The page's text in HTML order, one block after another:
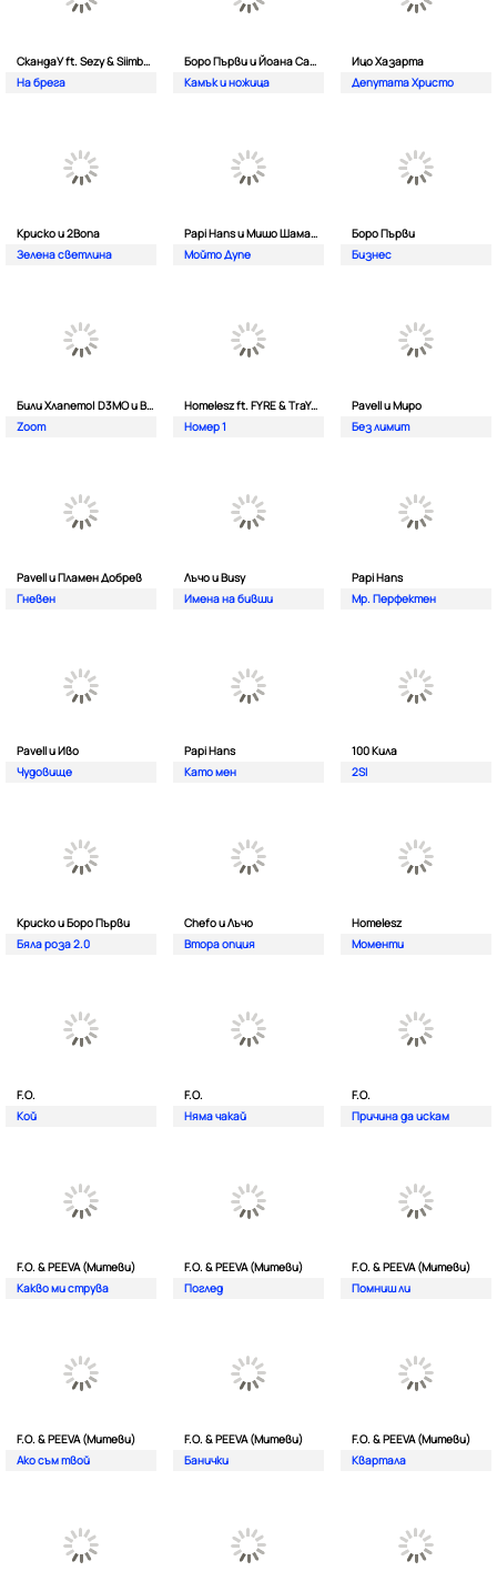
СкандаУ ft. Sezy & Siimbad
На брега
Боро Първи и Йоана Сашова
Камък и ножица
Ицо Хазарта
Депутата Христо
Криско и 2Bona
Зелена светлина
Papi Hans и Мишо Шамара
Мойто Дупе
Боро Първи
Бизнес
Били Хлапето| D3MO и BREVIS
Zoom
Homelesz ft. FYRE & TraYan
Номер 1
Pavell и Миро
Без лимит
Pavell и Пламен Добрев
Гневен
Лъчо и Busy
Имена на бивши
Papi Hans
Мр. Перфектен
Pavell и Иво
Чудовище
Papi Hans
Като мен
100 Кила
2SI
Криско и Боро Първи
Бяла роза 2.0
Chefo и Лъчо
Втора опция
Homelesz
Моменти
F.O.
Кой
F.O.
Няма чакай
F.O.
Причина да искам
F.O. & PEEVA (Митеви)
Какво ми струва
F.O. & PEEVA (Митеви)
Поглед
F.O. & PEEVA (Митеви)
Помниш ли
F.O. & PEEVA (Митеви)
Ако съм твой
F.O. & PEEVA (Митеви)
Банички
F.O. & PEEVA (Митеви)
Квартала